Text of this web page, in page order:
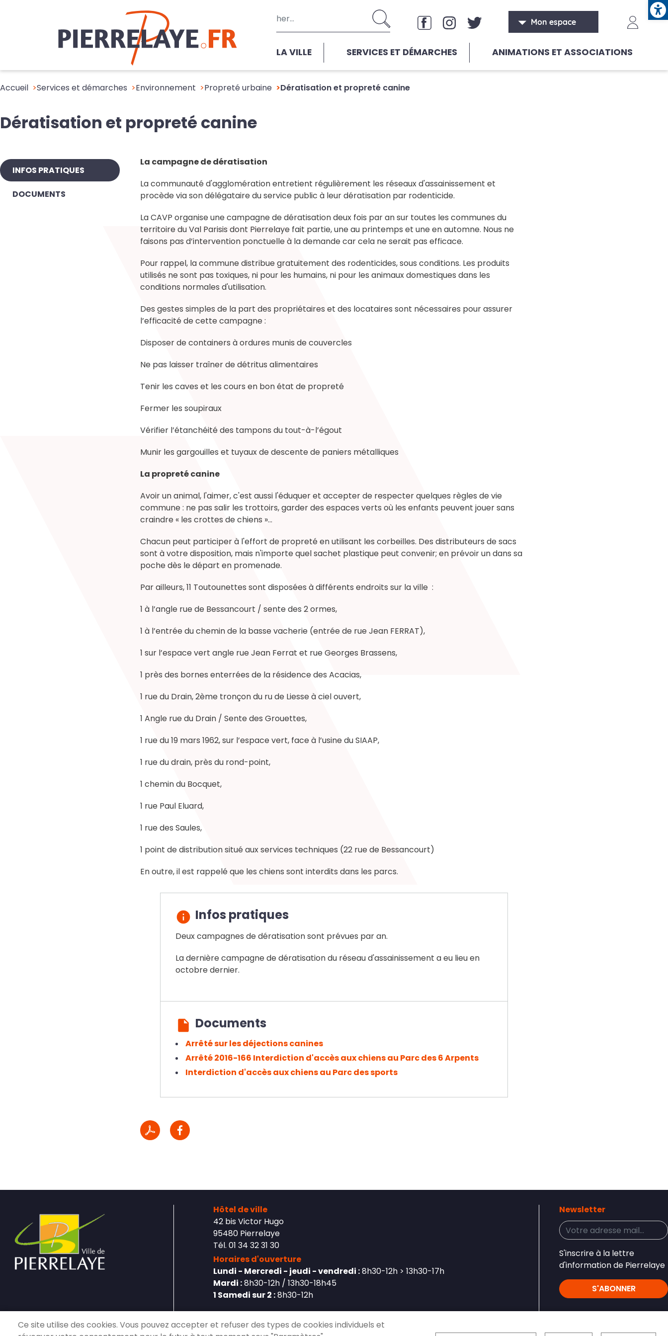
Mon espace
Réseaux sociaux
LA VILLE SERVICES ET DÉMARCHES ANIMATIONS ET ASSOCIATIONS
Accueil Services et démarches Environnement Propreté urbaine Dératisation et propreté canine
Dératisation et propreté canine
INFOS PRATIQUES
DOCUMENTS
La campagne de dératisation
La communauté d'agglomération entretient régulièrement les réseaux d'assainissement et
procède via son délégataire du service public à leur dératisation par rodenticide.
La CAVP organise une campagne de dératisation deux fois par an sur toutes les communes du
territoire du Val Parisis dont Pierrelaye fait partie, une au printemps et une en automne. Nous ne
faisons pas d’intervention ponctuelle à la demande car cela ne serait pas efficace.
Pour rappel, la commune distribue gratuitement des rodenticides, sous conditions. Les produits
utilisés ne sont pas toxiques, ni pour les humains, ni pour les animaux domestiques dans les
conditions normales d'utilisation.
Des gestes simples de la part des propriétaires et des locataires sont nécessaires pour assurer
l’efficacité de cette campagne :
Disposer de containers à ordures munis de couvercles
Ne pas laisser traîner de détritus alimentaires
Tenir les caves et les cours en bon état de propreté
Fermer les soupiraux
Vérifier l’étanchéité des tampons du tout-à-l’égout
Munir les gargouilles et tuyaux de descente de paniers métalliques
La propreté canine
Avoir un animal, l'aimer, c'est aussi l'éduquer et accepter de respecter quelques règles de vie
commune : ne pas salir les trottoirs, garder des espaces verts où les enfants peuvent jouer sans
craindre « les crottes de chiens »...
Chacun peut participer à l'effort de propreté en utilisant les corbeilles. Des distributeurs de sacs
sont à votre disposition, mais n'importe quel sachet plastique peut convenir; en prévoir un dans sa
poche dès le départ en promenade.
Par ailleurs, 11 Toutounettes sont disposées à différents endroits sur la ville :
1 à l’angle rue de Bessancourt / sente des 2 ormes,
1 à l’entrée du chemin de la basse vacherie (entrée de rue Jean FERRAT),
1 sur l’espace vert angle rue Jean Ferrat et rue Georges Brassens,
1 près des bornes enterrées de la résidence des Acacias,
1 rue du Drain, 2ème tronçon du ru de Liesse à ciel ouvert,
1 Angle rue du Drain / Sente des Grouettes,
1 rue du 19 mars 1962, sur l’espace vert, face à l’usine du SIAAP,
1 rue du drain, près du rond-point,
1 chemin du Bocquet,
1 rue Paul Eluard,
1 rue des Saules,
1 point de distribution situé aux services techniques (22 rue de Bessancourt)
En outre, il est rappelé que les chiens sont interdits dans les parcs.
Infos pratiques
Deux campagnes de dératisation sont prévues par an.
La dernière campagne de dératisation du réseau d'assainissement a eu lieu en
octobre dernier.
Documents
Arrêté sur les déjections canines
Arrêté 2016-166 Interdiction d'accès aux chiens au Parc des 6 Arpents
Interdiction d'accès aux chiens au Parc des sports
Hôtel de ville
42 bis Victor Hugo
95480 Pierrelaye
Tél. 01 34 32 31 30
Horaires d'ouverture
Lundi - Mercredi - jeudi - vendredi :8h30-12h > 13h30-17h
Mardi :8h30-12h / 13h30-18h45
1 Samedi sur 2 :8h30-12h
Newsletter
S'inscrire à la lettre
d'information de Pierrelaye
S'ABONNER
Ce site utilise des cookies. Vous pouvez accepter et refuser des types de cookies individuels et